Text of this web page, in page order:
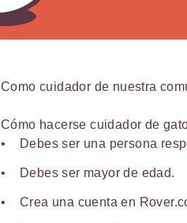
Como cuidador de nuestra
Cómo hacerse cuidador de
Debes ser una persona
Debes ser mayor de edad.
Crea una cuenta en